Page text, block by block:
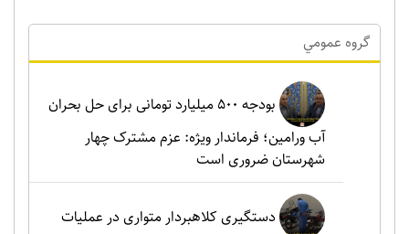
گروه عمومي
بودجه ۵۰۰ میلیارد تومانی برای حل بحران
آب ورامین؛ فرماندار ویژه: عزم مشترک چهار
شهرستان ضروری است
دستگیری کلاهبردار متواری در عملیات